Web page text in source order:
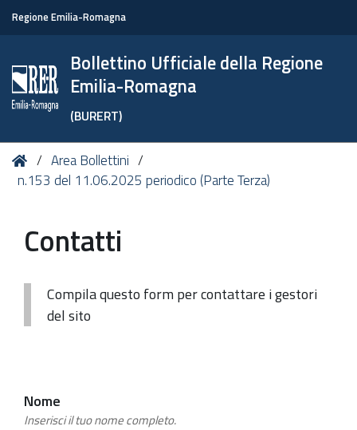
Regione Emilia-Romagna
Bollettino Ufficiale della Regione
Emilia-Romagna
(BURERT)
Tu
sei
HomeArea Bollettini
n.153 del 11.06.2025 periodico (Parte Terza)
Contatti
Compila questo form per contattare i gestori
del sito
Nome
Inserisci il tuo nome completo.